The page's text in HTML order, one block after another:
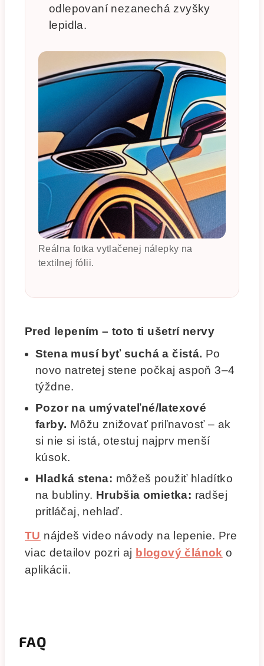
Reálna fotka vytlačenej nálepky na
textilnej fólii.
odlepovaní nezanechá zvyšky
lepidla.
Pred lepením – toto ti ušetrí nervy
Stena musí byť suchá a čistá. Po
novo natretej stene počkaj aspoň 3–4
týždne.
Pozor na umývateľné/latexové
farby. Môžu znižovať priľnavosť – ak
si nie si istá, otestuj najprv menší
kúsok.
Hladká stena: môžeš použiť hladítko
na bubliny. Hrubšia omietka: radšej
pritláčaj, nehlaď.
TU nájdeš video návody na lepenie. Pre
viac detailov pozri aj blogový článok o
aplikácii.
FAQ